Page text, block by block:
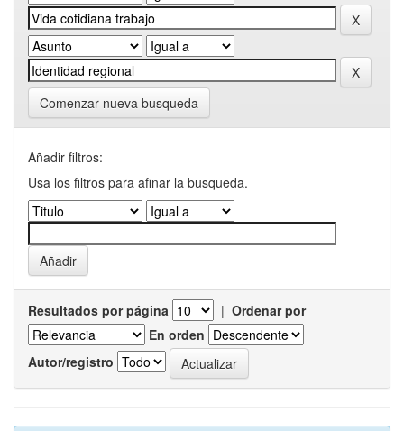
Comenzar nueva busqueda
Añadir filtros:
Usa los filtros para afinar la busqueda.
Resultados por página | Ordenar por
En orden
Autor/registro